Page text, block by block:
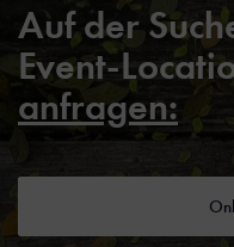
Auf der
Event-
anfragen: